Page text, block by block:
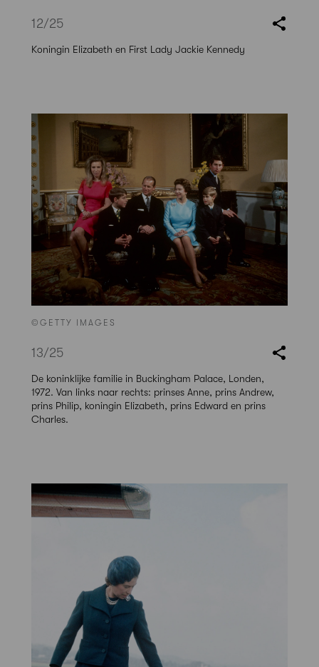
12/25
Koningin Elizabeth en First Lady Jackie Kennedy
©GETTY IMAGES
13/25
De koninklijke familie in Buckingham Palace, Londen,
1972. Van links naar rechts: prinses Anne, prins Andrew,
prins Philip, koningin Elizabeth, prins Edward en prins
Charles.